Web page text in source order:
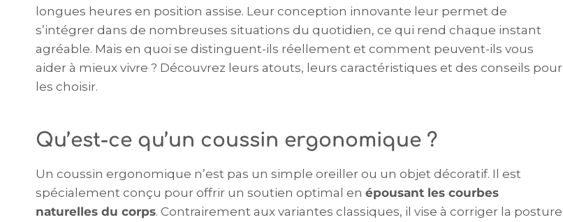
longues heures en position assise. Leur conception innovante leur permet de
s’intégrer dans de nombreuses situations du quotidien, ce qui rend chaque instant
agréable. Mais en quoi se distinguent-ils réellement et comment peuvent-ils vous
aider à mieux vivre ? Découvrez leurs atouts, leurs caractéristiques et des conseils pour
les choisir.
Qu’est-ce qu’un coussin ergonomique ?
Un coussin ergonomique n’est pas un simple oreiller ou un objet décoratif. Il est
spécialement conçu pour offrir un soutien optimal en épousant les courbes
naturelles du corps. Contrairement aux variantes classiques, il vise à corriger la posture